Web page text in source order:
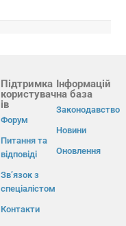
Підтримка
користувач
ів
Форум
Питання та
відповіді
Зв’язок з
спеціалістом
Контакти
Інформацій
на база
Законодавство
Новини
Оновлення